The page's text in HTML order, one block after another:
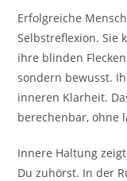
Erfolgreiche
Selbstreflexion. Sie
ihre blinden
sondern bewusst.
inneren Klarheit.
berechenbar, ohne
Innere Haltung
Du zuhörst. In der